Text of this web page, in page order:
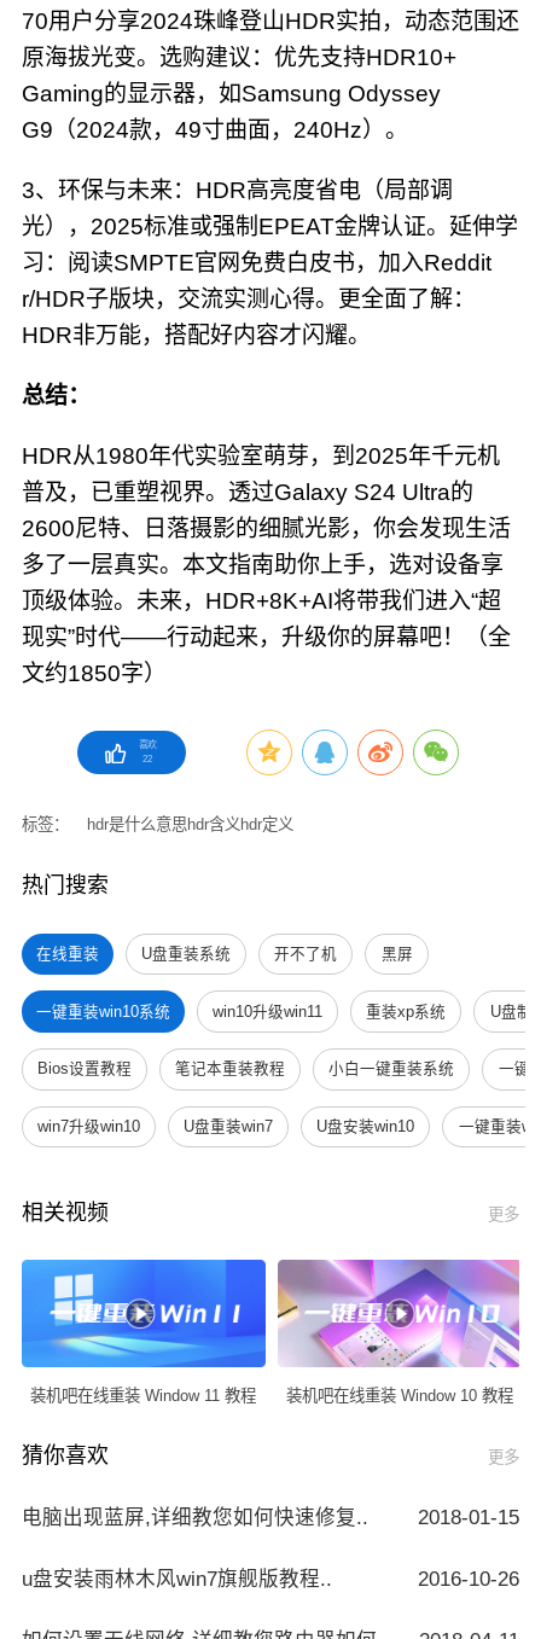
70用户分享2024珠峰登山HDR实拍，动态范围还
原海拔光变。选购建议：优先支持HDR10+
Gaming的显示器，如Samsung Odyssey
G9（2024款，49寸曲面，240Hz）。
3、环保与未来：HDR高亮度省电（局部调
光），2025标准或强制EPEAT金牌认证。延伸学
习：阅读SMPTE官网免费白皮书，加入Reddit
r/HDR子版块，交流实测心得。更全面了解：
HDR非万能，搭配好内容才闪耀。
总结：
HDR从1980年代实验室萌芽，到2025年千元机
普及，已重塑视界。透过Galaxy S24 Ultra的
2600尼特、日落摄影的细腻光影，你会发现生活
多了一层真实。本文指南助你上手，选对设备享
顶级体验。未来，HDR+8K+AI将带我们进入“超
现实”时代——行动起来，升级你的屏幕吧！（全
文约1850字）
喜欢
22
标签： hdr是什么意思 hdr含义 hdr定义
热门搜索
在线重装 U盘重装系统 开不了机 黑屏
一键重装win10系统 win10升级win11 重装xp系统 U盘制
Bios设置教程 笔记本重装教程 小白一键重装系统 一键
win7升级win10 U盘重装win7 U盘安装win10 一键重装
相关视频 更多
装机吧在线重装 Window 11 教程 装机吧在线重装 Window 10 教程
猜你喜欢 更多
电脑出现蓝屏,详细教您如何快速修复.. 2018-01-15
u盘安装雨林木风win7旗舰版教程.. 2016-10-26